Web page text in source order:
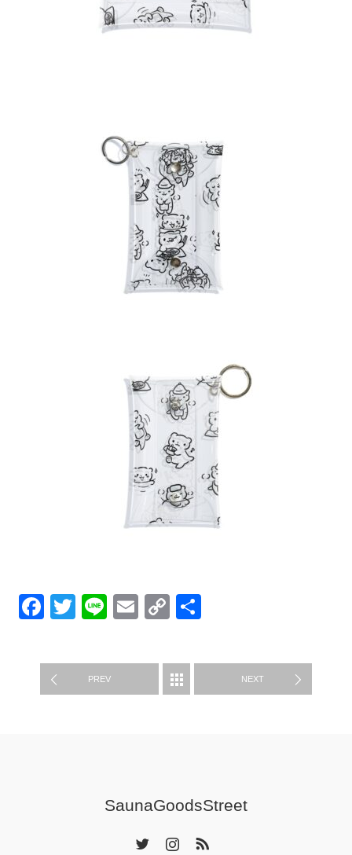
Facebook
Twitter
LineEmail
Copy
PREV
グッズ紹介 NEXT
SaunaGoodsStreet